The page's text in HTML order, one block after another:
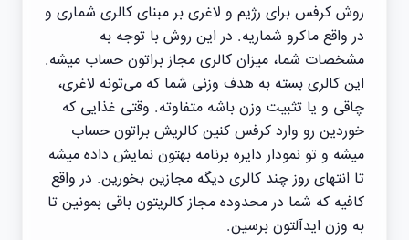
روش کرفس برای رژیم و لاغری بر مبنای کالری‌ شماری و
در واقع ماکرو شماریه. در این روش با توجه به
مشخصات شما، میزان کالری مجاز براتون حساب میشه.
این کالری بسته به هدف وزنی شما که می‌تونه لاغری،
چاقی و یا تثبیت وزن باشه متفاوته. وقتی غذایی که
خوردین رو وارد کرفس کنین کالریش براتون حساب
میشه و تو نمودار دایره برنامه بهتون نمایش داده میشه
تا انتهای روز چند کالری دیگه مجازین بخورین. در واقع
کافیه که شما در محدوده مجاز کالریتون باقی بمونین تا
به وزن اید‌آلتون برسین.